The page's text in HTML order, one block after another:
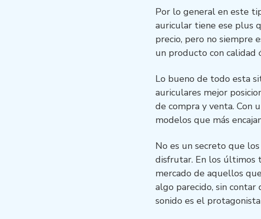
Por lo general en este
auricular tiene ese plus
precio, pero no siempre
un producto con calidad
Lo bueno de todo esta
auriculares mejor
de compra y venta. Con
modelos que más
No es un secreto que
disfrutar. En los últimos
mercado de aquellos
algo parecido, sin
sonido es el